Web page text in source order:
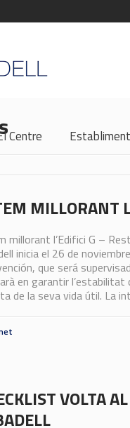
Centre
MILLORANT
millorant l’Edifici G –
inicia el 26 de
que será
en garantir l’estabilitat
de la seva vida útil. La
VOLTA